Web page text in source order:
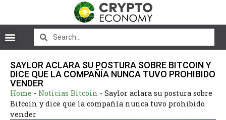
SAYLOR ACLARA SU POSTURA SOBRE BITCOIN Y
DICE QUE LA COMPAÑÍA NUNCA TUVO PROHIBIDO
VENDER
Home - Noticias Bitcoin - Saylor aclara su postura sobre
Bitcoin y dice que la compañía nunca tuvo prohibido
vender